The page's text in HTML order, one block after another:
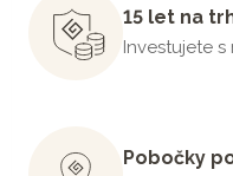
15 let na
Investujete s
Pobočky